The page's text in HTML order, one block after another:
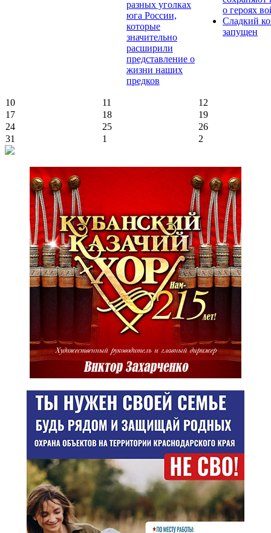
разных уголках
юга России,
которые
значительно
расширили
представление о
жизни наших
предков
о героях
Сладкий
запущен
10 11
12
17
18
19
24
25
26
31
1 2